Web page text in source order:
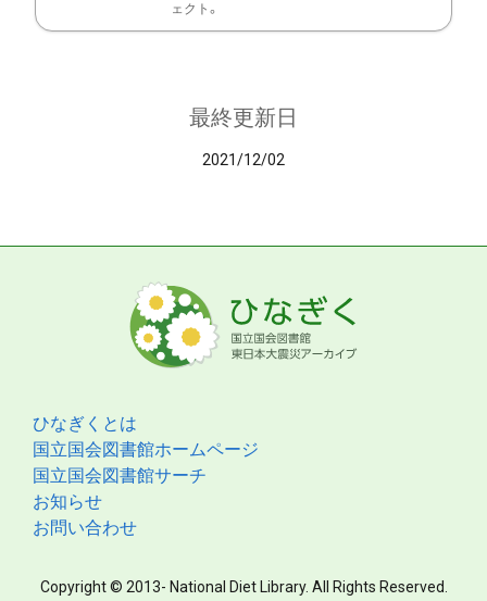
ェクト。
最終更新日
2021/12/02
ひなぎくとは
国立国会図書館ホームページ
国立国会図書館サーチ
お知らせ
お問い合わせ
Copyright © 2013- National Diet Library. All Rights Reserved.